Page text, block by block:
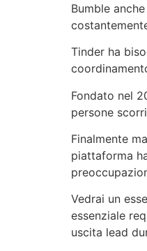
Bumble
Tinder ha
Fondato nel
persone
Finalmente
piattaforma
Vedrai un
essenziale
uscita lead